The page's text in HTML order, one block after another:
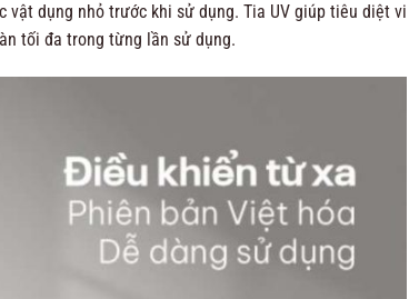
vật dụng nhỏ trước khi sử dụng. Tia UV giúp tiêu diệt vi
tối đa trong từng lần sử dụng.